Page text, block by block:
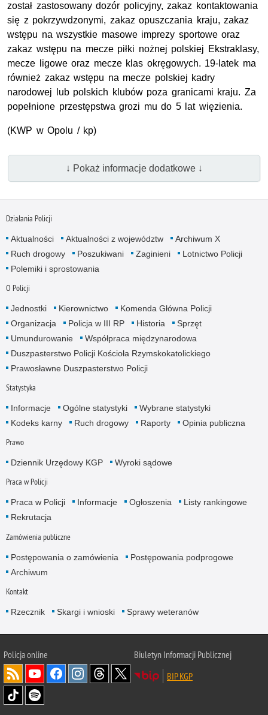
został zastosowany dozór policyjny, zakaz kontaktowania
się z pokrzywdzonymi, zakaz opuszczania kraju, zakaz
wstępu na wszystkie masowe imprezy sportowe oraz
zakaz wstępu na mecze piłki nożnej polskiej Ekstraklasy,
mecze ligowe oraz mecze klas okręgowych. 19-latek ma
również zakaz wstępu na mecze polskiej kadry
narodowej lub polskich klubów poza granicami kraju. Za
popełnione przestępstwa grozi mu do 5 lat więzienia.
(KWP w Opolu / kp)
↓ Pokaż informacje dodatkowe ↓
Działania Policji
Aktualności Aktualności z województw
Archiwum X
Ruch drogowy
Poszukiwani Zaginieni
Lotnictwo Policji
Polemiki i sprostowania
O Policji
Jednostki Kierownictwo
Komenda Główna Policji
Organizacja
Policja w III RP Historia
Sprzęt
Umundurowanie
Współpraca międzynarodowa
Duszpasterstwo Policji Kościoła Rzymskokatolickiego
Prawosławne Duszpasterstwo Policji
Statystyka
Informacje Ogólne statystyki
Wybrane statystyki
Kodeks karny
Ruch drogowy Raporty Opinia publiczna
Prawo
Dziennik Urzędowy KGP Wyroki sądowe
Praca w Policji
Praca w Policji Informacje Ogłoszenia
Listy rankingowe
Rekrutacja
Zamówienia publiczne
Postępowania o zamówienia
Postępowania podprogowe
Archiwum
Kontakt
Rzecznik Skargi i wnioski Sprawy weteranów
Policjaonline
Biuletyn Informacji Publicznej
BIP KGP